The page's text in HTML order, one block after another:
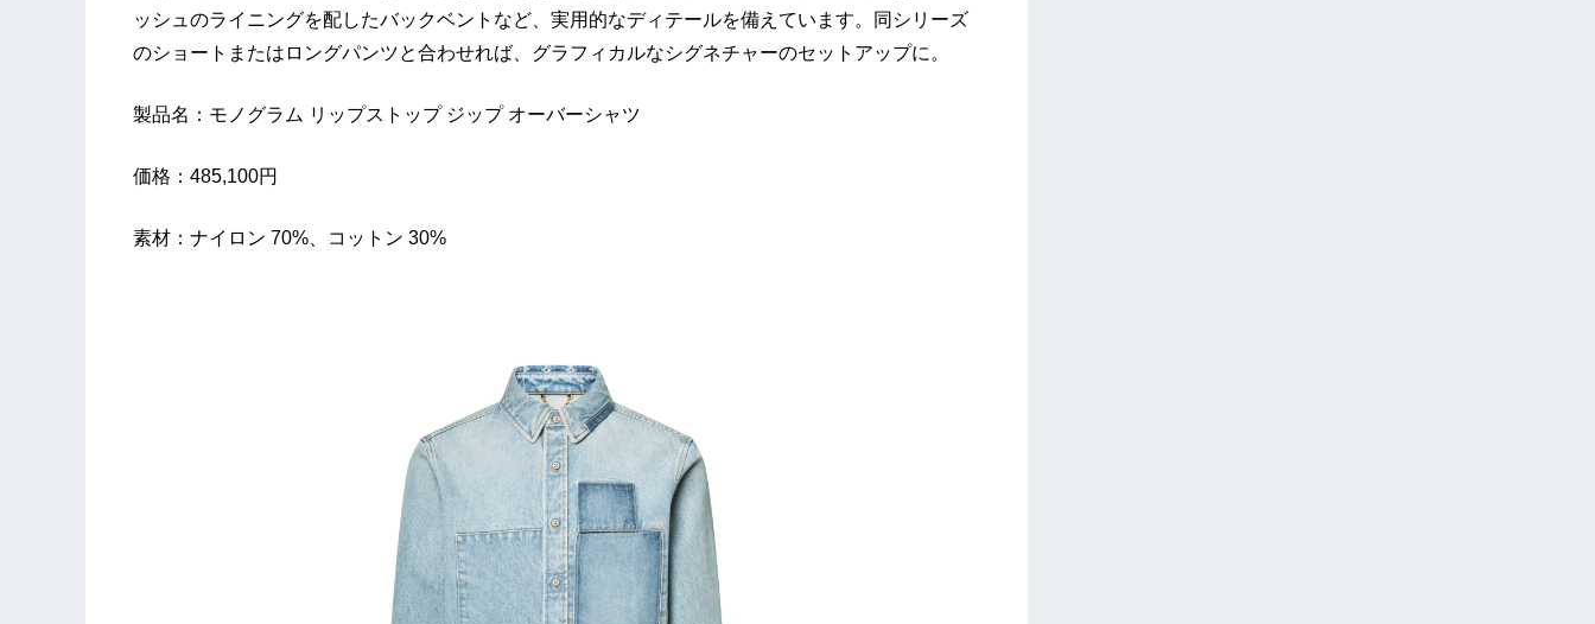
ッシュのライニングを配したバックベントなど、実用的なディテールを備えています。同シリーズ
のショートまたはロングパンツと合わせれば、グラフィカルなシグネチャーのセットアップに。
製品名：モノグラム リップストップ ジップ オーバーシャツ
価格：485,100円
素材：ナイロン 70%、コットン 30%